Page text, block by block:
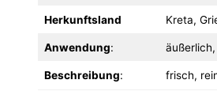
Herkunftsland Kreta,
Anwendung:
Beschreibung: frisch,